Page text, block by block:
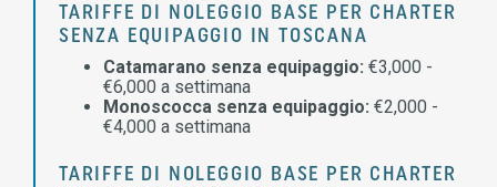
TARIFFE DI NOLEGGIO BASE PER CHARTER
SENZA EQUIPAGGIO IN TOSCANA
Catamarano senza equipaggio: €3,000 -
€6,000 a settimana
Monoscocca senza equipaggio: €2,000 -
€4,000 a settimana
TARIFFE DI NOLEGGIO BASE PER CHARTER